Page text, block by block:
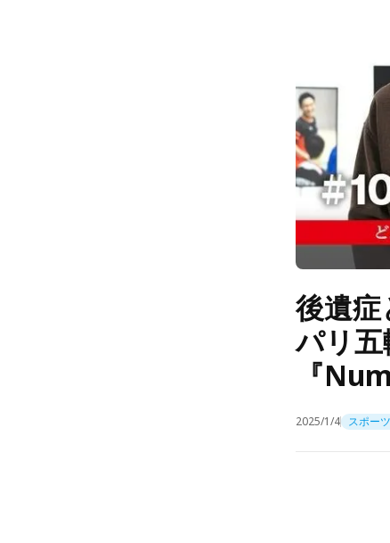
後遺
パリ
『
2025/1/4 スポーツ